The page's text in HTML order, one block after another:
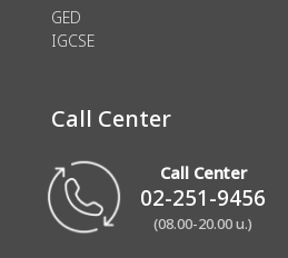
GED
IGCSE
Call Center
Call Center
02-251-9456
(08.00-20.00 น.)